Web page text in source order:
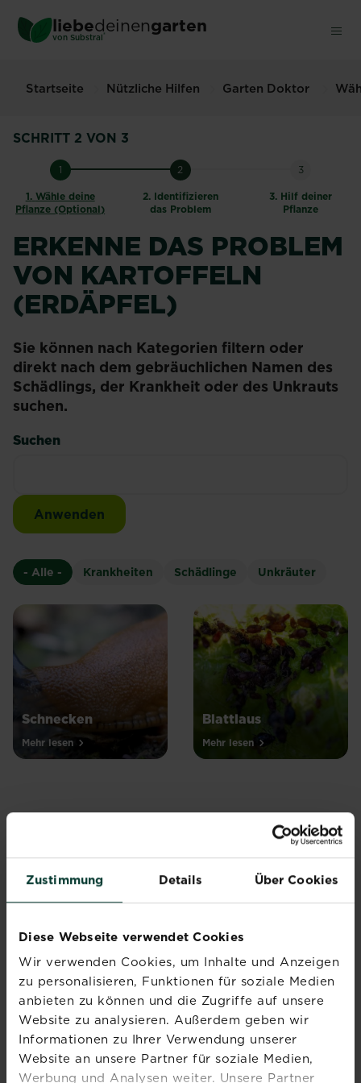
Zustimmung Details Über Cookies
Diese Webseite verwendet Cookies
Wir verwenden Cookies, um Inhalte und Anzeigen
zu personalisieren, Funktionen für soziale Medien
anbieten zu können und die Zugriffe auf unsere
Website zu analysieren. Außerdem geben wir
Informationen zu Ihrer Verwendung unserer
Website an unsere Partner für soziale Medien,
Werbung und Analysen weiter. Unsere Partner
main
liebedeinengarten
von Substral ®
Startseite Nützliche Hilfen Garten Doktor
SCHRITT 2 VON 3
1
1. Wähle deine
Pflanze (Optional)
2
2. Identifizieren
das Problem
3
3. Hilf deiner
Pflanze
ERKENNE DAS PROBLEM
VON KARTOFFELN
(ERDÄPFEL)
Sie können nach Kategorien filtern oder
direkt nach dem gebräuchlichen Namen des
Schädlings, der Krankheit oder des Unkrauts
suchen.
Suchen
- Alle - Krankheiten Schädlinge Unkräuter
Schnecken
Mehr lesen
Blattlaus
Mehr lesen
Abonniere jetzt
den Liebe deinen
Melde dich jetzt zu unserem
Newsletter an und erhalte
Inspiration, Tipps und
Ratschläge von unseren
Experten.
Jetzt anmelden